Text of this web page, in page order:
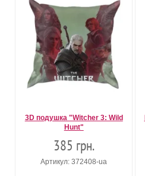
3D подушка "Witcher 3: Wild
Hunt"
385 грн.
Артикул: 372408-ua